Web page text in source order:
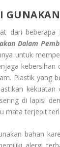
dari
Dalam
untuk
Plastik yang
di lapisi
mata terjepit
bahan